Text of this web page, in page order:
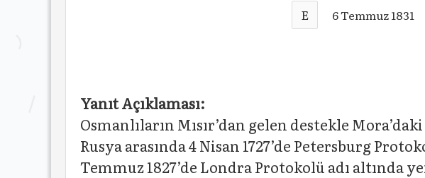
E 6 Temmuz 1831
Yanıt Açıklaması:
Osmanlıların Mısır’dan gelen destekle
Rusya arasında 4 Nisan 1727’de Petersburg
Temmuz 1827’de Londra Protokolü adı altında